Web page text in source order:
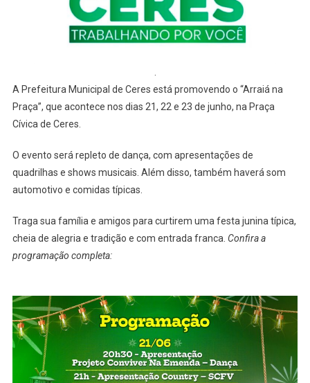
23
De
Junho:
Atrações
A Prefeitura Municipal de Ceres está promovendo o “Arraiá na
Praça”, que acontece nos dias 21, 22 e 23 de junho, na Praça
Cívica de Ceres.
O evento será repleto de dança, com apresentações de
quadrilhas e shows musicais. Além disso, também haverá som
automotivo e comidas típicas.
Traga sua família e amigos para curtirem uma festa junina típica,
cheia de alegria e tradição e com entrada franca. Confira a
programação completa: